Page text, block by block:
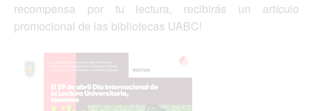
recompensa por tu lectura, recibirás un artículo
promocional de las bibliotecas UABC!